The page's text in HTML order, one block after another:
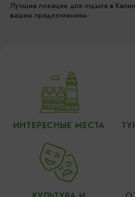
Лучшие локации для отдыха в
вашим предпочтениям
ИНТЕРЕСНЫЕ МЕСТА